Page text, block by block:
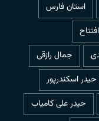
استان فارس
افتتاح
جمال رازقی
حیدر اسکندرپور
حیدر علی کامیاب